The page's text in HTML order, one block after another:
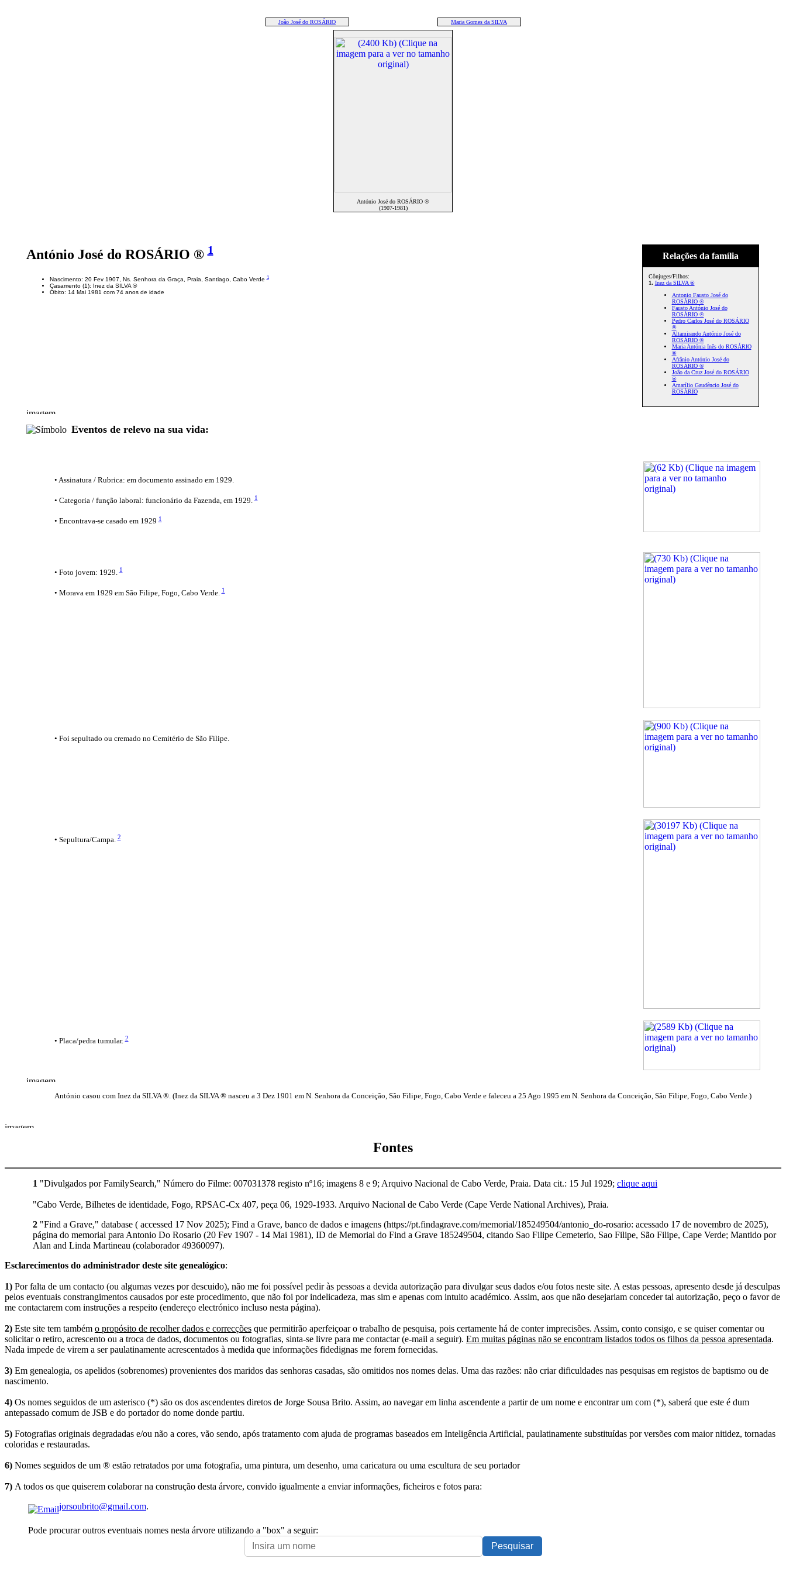
João José do ROSÁRIO Maria Gomes da SILVA
António José do ROSÁRIO ®
(1907-1981)
Relações da família
Cônjuges/Filhos:
1. Inez da SILVA ®
Antonio Fausto José do
ROSÁRIO ®
Fausto António José do
ROSÁRIO ®
Pedro Carlos José do ROSÁRIO
®
Altamirando António José do
ROSÁRIO ®
Maria Antónia Inês do ROSÁRIO
®
Afrânio António José do
ROSÁRIO ®
João da Cruz José do ROSÁRIO
®
Amarílio Gaudêncio José do
ROSÁRIO
António José do ROSÁRIO ®1
Nascimento: 20 Fev 1907, Ns. Senhora da Graça, Praia, Santiago, Cabo Verde1
Casamento (1): Inez da SILVA ®
Óbito: 14 Mai 1981 com 74 anos de idade
Eventos de relevo na sua vida:
• Assinatura / Rubrica: em documento assinado em 1929.
• Categoria / função laboral: funcionário da Fazenda, em 1929.1
• Encontrava-se casado em 19291
• Foto jovem: 1929.1
• Morava em 1929 em São Filipe, Fogo, Cabo Verde.1
• Foi sepultado ou cremado no Cemitério de São Filipe.
• Sepultura/Campa.2
• Placa/pedra tumular.2
António casou com Inez da SILVA ®. (Inez da SILVA ® nasceu a 3 Dez 1901 em N. Senhora da Conceição, São Filipe, Fogo, Cabo Verde e faleceu a 25 Ago 1995 em N. Senhora da Conceição, São Filipe, Fogo, Cabo Verde.)
Fontes
1 "Divulgados por FamilySearch," Número do Filme: 007031378 registo nº16; imagens 8 e 9; Arquivo Nacional de Cabo Verde, Praia. Data cit.: 15 Jul 1929; clique aqui
"Cabo Verde, Bilhetes de identidade, Fogo, RPSAC-Cx 407, peça 06, 1929-1933. Arquivo Nacional de Cabo Verde (Cape Verde National Archives), Praia.
2 "Find a Grave," database ( accessed 17 Nov 2025); Find a Grave, banco de dados e imagens (https://pt.findagrave.com/memorial/185249504/antonio_do-rosario: acessado 17 de novembro de 2025),
página do memorial para Antonio Do Rosario (20 Fev 1907 - 14 Mai 1981), ID de Memorial do Find a Grave 185249504, citando Sao Filipe Cemeterio, Sao Filipe, São Filipe, Cape Verde; Mantido por
Alan and Linda Martineau (colaborador 49360097).
Esclarecimentos do administrador deste site genealógico:
1) Por falta de um contacto (ou algumas vezes por descuido), não me foi possível pedir às pessoas a devida autorização para divulgar seus dados e/ou fotos neste site. A estas pessoas, apresento desde já desculpas
pelos eventuais constrangimentos causados por este procedimento, que não foi por indelicadeza, mas sim e apenas com intuito académico. Assim, aos que não desejariam conceder tal autorização, peço o favor de
me contactarem com instruções a respeito (endereço electrónico incluso nesta página).
2) Este site tem também o propósito de recolher dados e correcções que permitirão aperfeiçoar o trabalho de pesquisa, pois certamente há de conter imprecisões. Assim, conto consigo, e se quiser comentar ou
solicitar o retiro, acrescento ou a troca de dados, documentos ou fotografias, sinta-se livre para me contactar (e-mail a seguir). Em muitas páginas não se encontram listados todos os filhos da pessoa apresentada.
Nada impede de virem a ser paulatinamente acrescentados à medida que informações fidedignas me forem fornecidas.
3) Em genealogia, os apelidos (sobrenomes) provenientes dos maridos das senhoras casadas, são omitidos nos nomes delas. Uma das razões: não criar dificuldades nas pesquisas em registos de baptismo ou de
nascimento.
4) Os nomes seguidos de um asterisco (*) são os dos ascendentes diretos de Jorge Sousa Brito. Assim, ao navegar em linha ascendente a partir de um nome e encontrar um com (*), saberá que este é dum
antepassado comum de JSB e do portador do nome donde partiu.
5) Fotografias originais degradadas e/ou não a cores, vão sendo, após tratamento com ajuda de programas baseados em Inteligência Artificial, paulatinamente substituídas por versões com maior nitidez, tornadas
coloridas e restauradas.
6) Nomes seguidos de um ® estão retratados por uma fotografia, uma pintura, um desenho, uma caricatura ou uma escultura de seu portador
7) A todos os que quiserem colaborar na construção desta árvore, convido igualmente a enviar informações, ficheiros e fotos para:
jorsoubrito@gmail.com.
Pode procurar outros eventuais nomes nesta árvore utilizando a "box" a seguir: